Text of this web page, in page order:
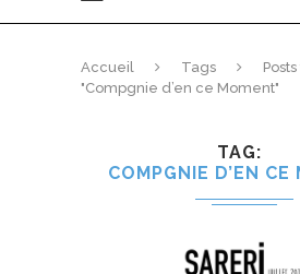
Accueil Tags
"Compgnie d’en ce Moment"
TAG
COMPGNIE D’EN CE